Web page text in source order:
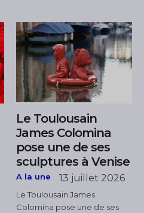
Le Toulousain
James Colomina
pose une de ses
sculptures à Venise
A la une 13 juillet 2026
Le Toulousain James
Colomina pose une de ses